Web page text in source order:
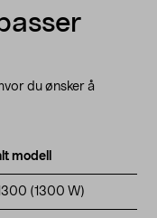
du ønsker å
modell
(1300 W)